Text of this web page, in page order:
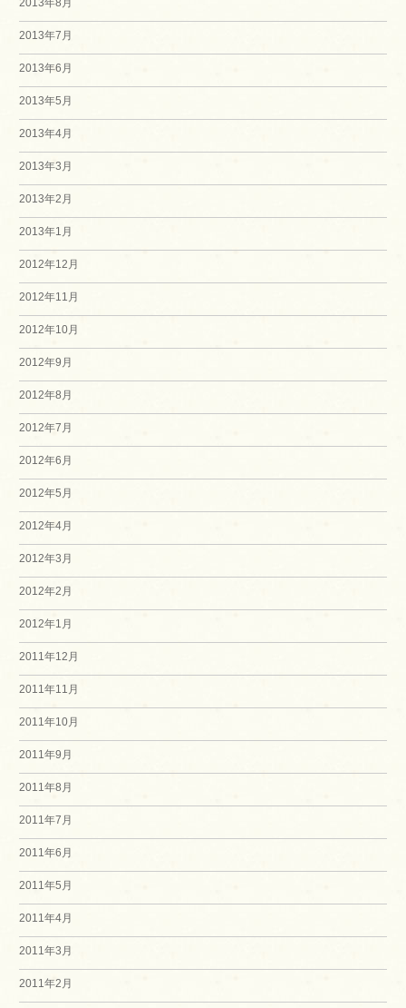
2013年7月
2013年6月
2013年5月
2013年4月
2013年3月
2013年2月
2013年1月
2012年12月
2012年11月
2012年10月
2012年9月
2012年8月
2012年7月
2012年6月
2012年5月
2012年4月
2012年3月
2012年2月
2012年1月
2011年12月
2011年11月
2011年10月
2011年9月
2011年8月
2011年7月
2011年6月
2011年5月
2011年4月
2011年3月
2011年2月